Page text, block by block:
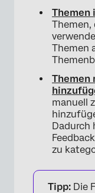
Themen
Themen,
Themen
Themen
manuell
Dadurch
zu
Tipp: Die